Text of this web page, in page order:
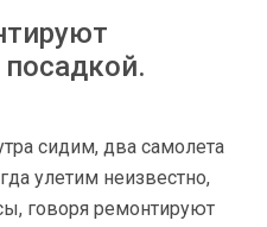
сидим, два самолета
улетим неизвестно,
говоря ремонтируют